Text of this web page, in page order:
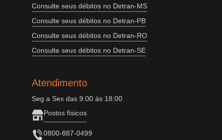
Consulte seus débitos no Detran-MS
Consulte seus débitos no Detran-PB
Consulte seus débitos no Detran-RO
Consulte seus débitos no Detran-SE
Atendimento
Seg a Sex das 9:00 às 18:00
Postos físicos
0800-887-0499